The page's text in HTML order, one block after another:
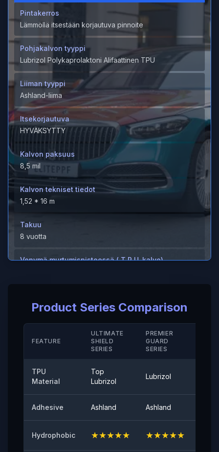
Pintakerros
Lämmöllä itsestään korjautuva pinnoite
Pohjakalvon tyyppi
Lubrizol Polykaprolaktoni Alifaattinen TPU
Liiman tyyppi
Ashland-liima
Itsekorjautuva
HYVÄKSYTTY
Kalvon paksuus
8,5 mil
Kalvon tekniset tiedot
1,52 * 16 m
Takuu
8 vuotta
Venymä murtumispisteessä ( T P U-kalvo)
＞280 (%)
-40°-120°
≤0,35 (N/25mm)
Alkutartunta
Product Series Comparison
FEATURE
ULTIMATE
SHIELD
SERIES
PREMIER
GUARD
SERIES
TPU
Material
Top
Lubrizol
Lubrizol
Adhesive Ashland Ashland
Hydrophobic ★★★★★ ★★★★★